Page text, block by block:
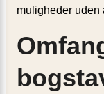
muligheder uden